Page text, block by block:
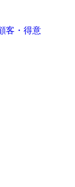
客・得意